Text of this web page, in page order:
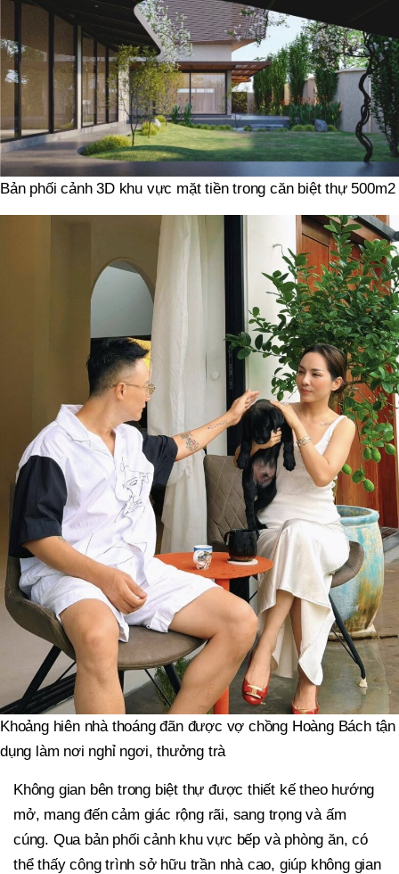
Bản phối cảnh 3D khu vực mặt tiền trong căn biệt thự 500m2
Khoảng hiên nhà thoáng đãn được vợ chồng Hoàng Bách tận
dụng làm nơi nghỉ ngơi, thưởng trà
Không gian bên trong biệt thự được thiết kế theo hướng
mở, mang đến cảm giác rộng rãi, sang trọng và ấm
cúng. Qua bản phối cảnh khu vực bếp và phòng ăn, có
thể thấy công trình sở hữu trần nhà cao, giúp không gian